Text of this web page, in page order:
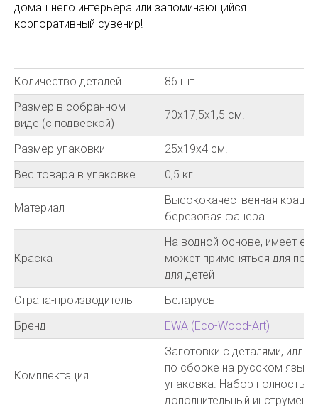
домашнего интерьера или запоминающийся
корпоративный сувенир!
Количество деталей
86 шт.
Размер в собранном
виде (с подвеской)
70х17,5х1,5 см.
Размер упаковки
25х19х4 см.
Вес товара в упаковке
0,5 кг.
Материал
Высококачественная
берёзовая фанера
Краска
На водной основе, имеет
может применяться для
для детей
Страна-производитель
Беларусь
Бренд
EWA (Eco-Wood-Art)
Комплектация
Заготовки с деталями,
по сборке на русском
упаковка. Набор полностью
дополнительный инструмент